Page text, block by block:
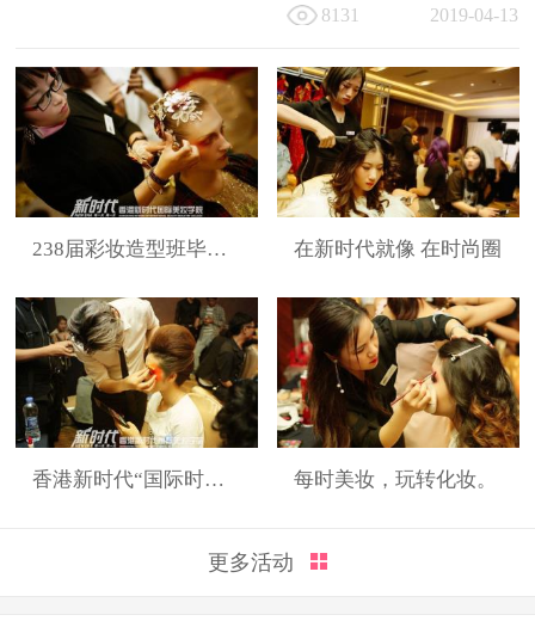
8131 2019-04-13
238届彩妆造型班毕业展 在新时代就像 在时尚圈
香港新时代“国际时装周”展演造型 每时美妆，玩转化妆。
更多活动